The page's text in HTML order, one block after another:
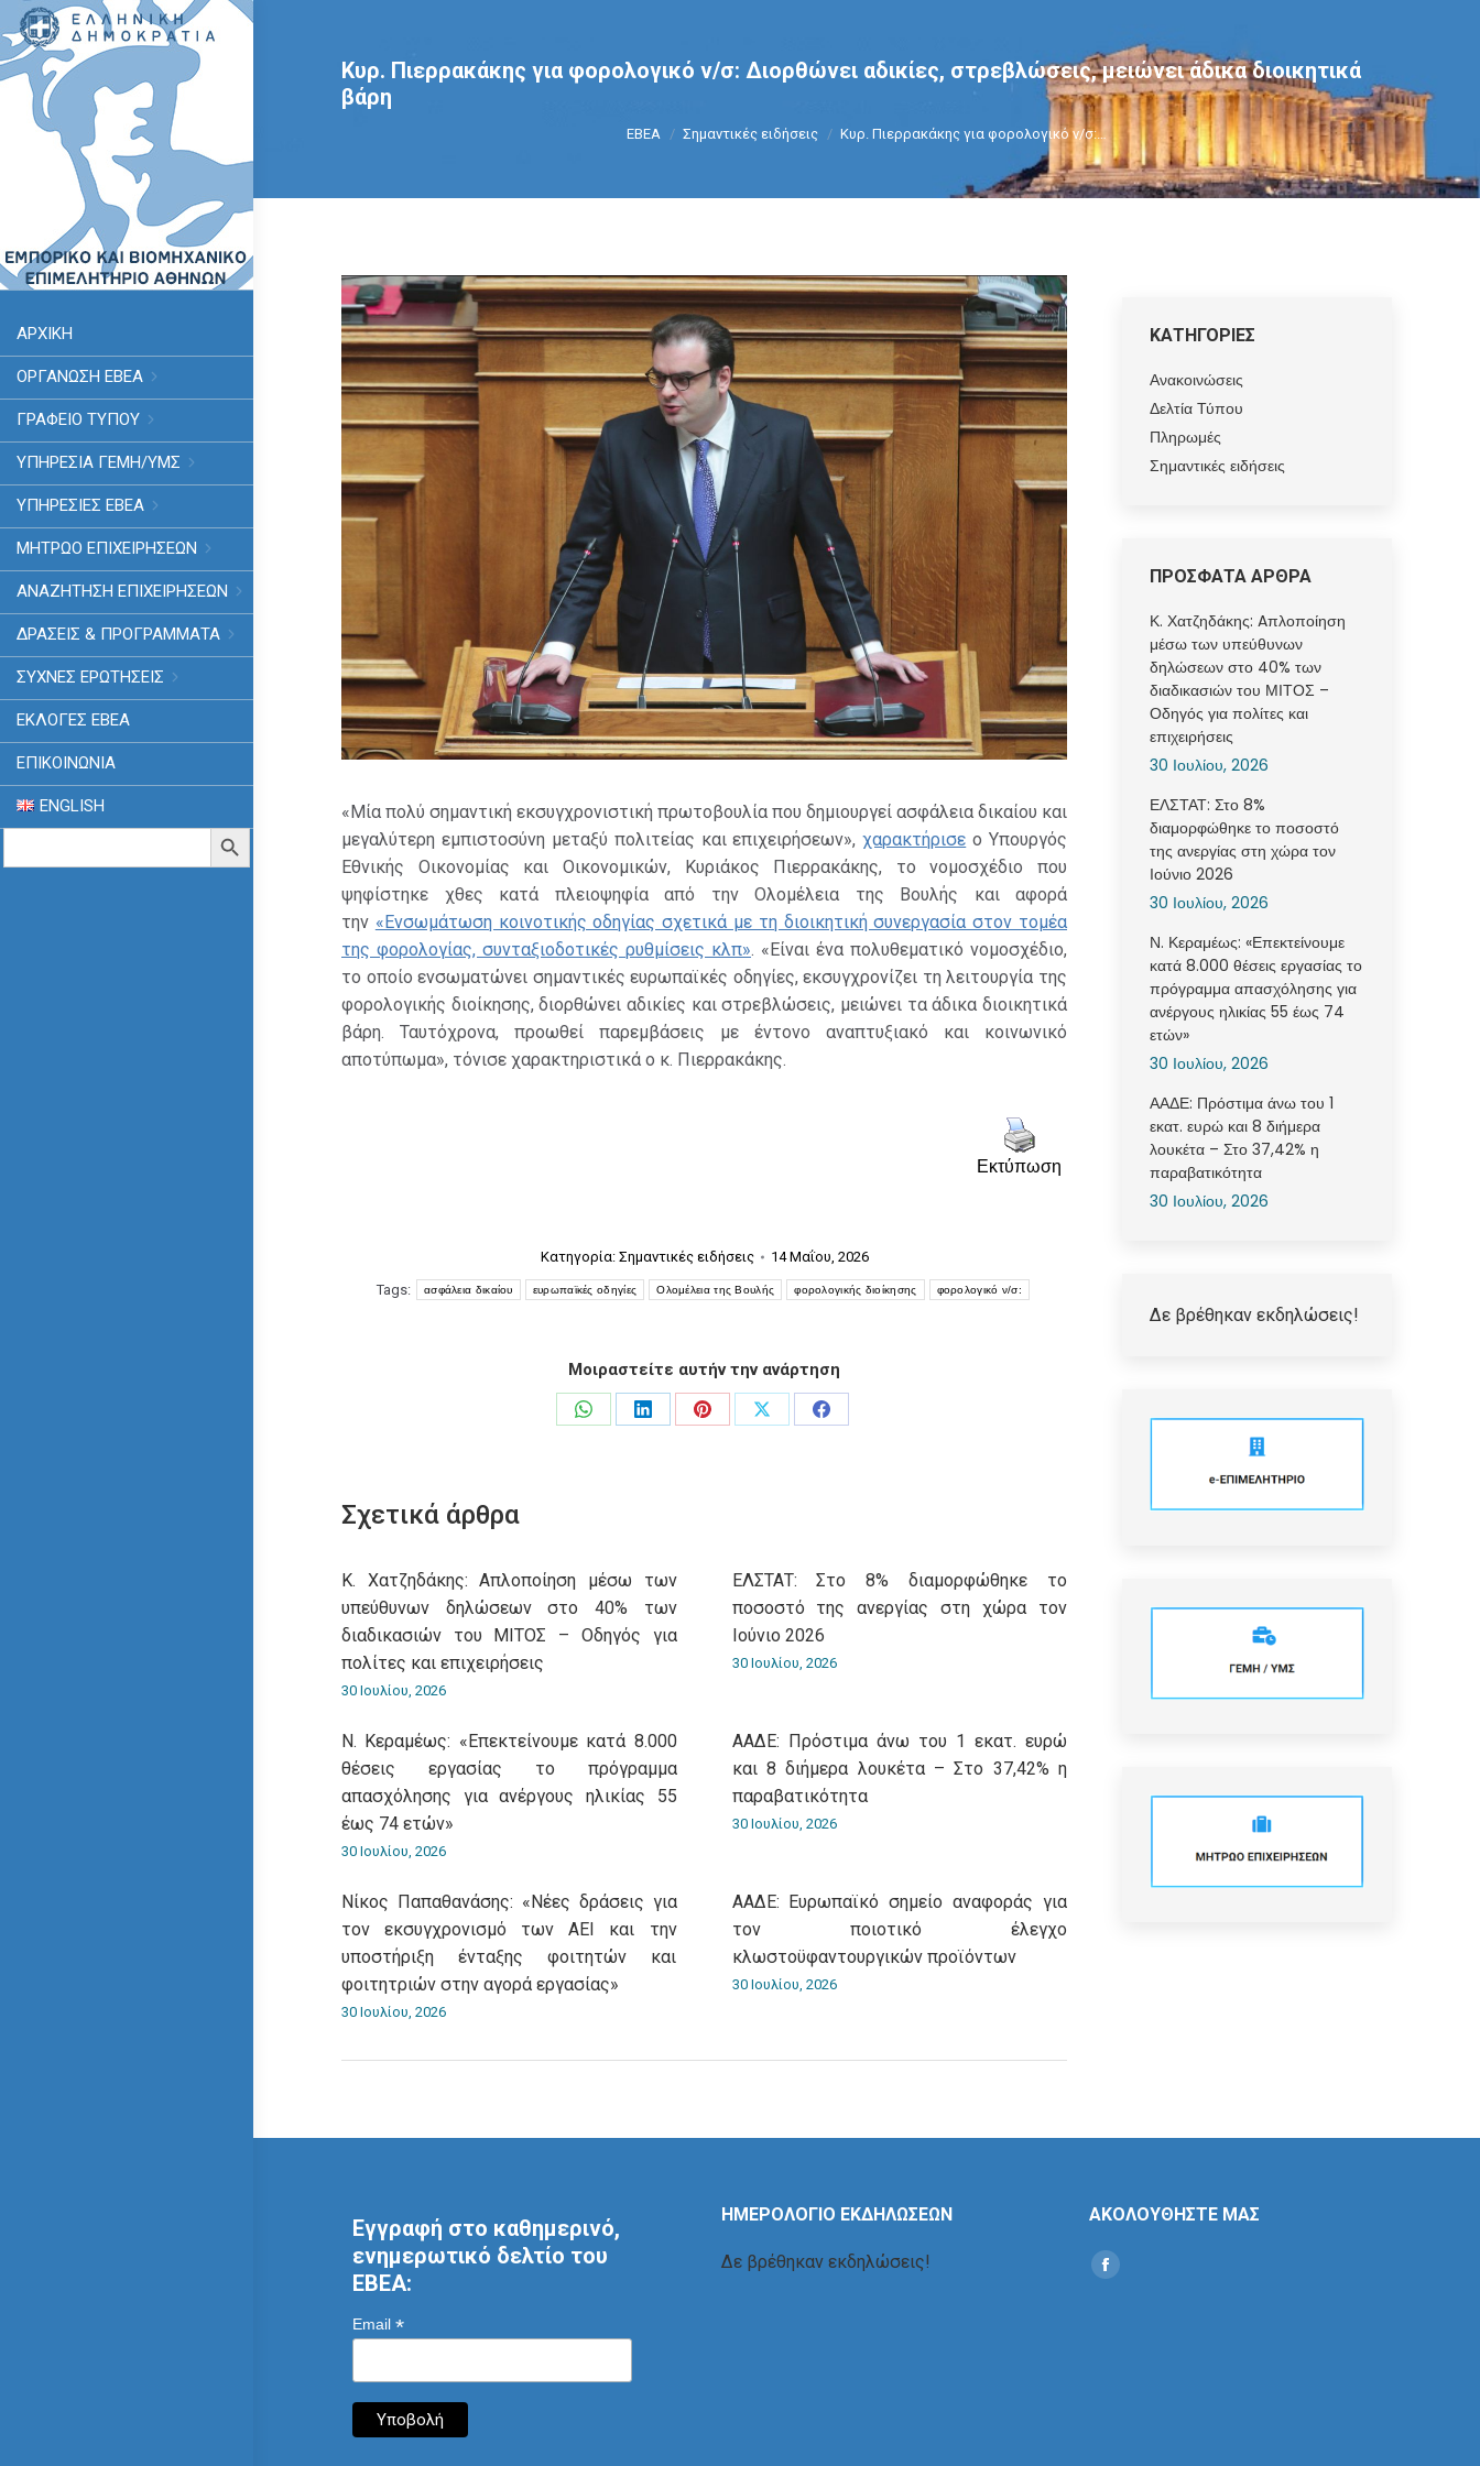
ΑΡΧΙΚΗ
ΟΡΓΑΝΩΣΗ ΕΒΕΑ
ΓΡΑΦΕΙΟ ΤΥΠΟΥ
ΥΠΗΡΕΣΊΑ ΓΕΜΗ/ΥΜΣ
ΥΠΗΡΕΣΙΕΣ ΕΒΕΑ
ΜΗΤΡΩΟ ΕΠΙΧΕΙΡΗΣΕΩΝ
ΑΝΑΖΗΤΗΣΗ ΕΠΙΧΕΙΡΗΣΕΩΝ
ΔΡΑΣΕΙΣ & ΠΡΟΓΡΑΜΜΑΤΑ
ΣΥΧΝΕΣ ΕΡΩΤΗΣΕΙΣ
ΕΚΛΟΓΈΣ ΕΒΕΑ
ΕΠΙΚΟΙΝΩΝΙΑ
ENGLISH
Search
Search Button
Κυρ. Πιερρακάκης για φορολογικό ν/σ: Διορθώνει αδικίες, στρεβλώσεις, μειώνει άδικα διοικητικά
βάρη
You are here:
ΕΒΕΑ Σημαντικές ειδήσεις Κυρ. Πιερρακάκης για φορολογικό ν/σ:…
«Μία πολύ σημαντική εκσυγχρονιστική πρωτοβουλία που δημιουργεί ασφάλεια δικαίου και
μεγαλύτερη εμπιστοσύνη μεταξύ πολιτείας και επιχειρήσεων»,χαρακτήρισε ο Υπουργός
Εθνικής Οικονομίας και Οικονομικών, Κυριάκος Πιερρακάκης, το νομοσχέδιο που
ψηφίστηκε χθες κατά πλειοψηφία από την Ολομέλεια της Βουλής και αφορά
την «Ενσωμάτωση κοινοτικής οδηγίας σχετικά με τη διοικητική συνεργασία στον τομέα
της φορολογίας, συνταξιοδοτικές ρυθμίσεις κλπ». «Είναι ένα πολυθεματικό νομοσχέδιο,
το οποίο ενσωματώνει σημαντικές ευρωπαϊκές οδηγίες, εκσυγχρονίζει τη λειτουργία της
φορολογικής διοίκησης, διορθώνει αδικίες και στρεβλώσεις, μειώνει τα άδικα διοικητικά
βάρη. Ταυτόχρονα, προωθεί παρεμβάσεις με έντονο αναπτυξιακό και κοινωνικό
αποτύπωμα», τόνισε χαρακτηριστικά ο κ. Πιερρακάκης.
Εκτύπωση
Κατηγορία: Σημαντικές ειδήσεις
14 Μαΐου, 2026
Tags:
ασφάλεια δικαίου ευρωπαϊκές οδηγίες Ολομέλεια της Βουλής φορολογικής διοίκησης φορολογικό ν/σ:
Μοιραστείτε αυτήν την ανάρτηση
Share
Share
Share
Share
Share
Σχετικά άρθρα
Κ. Χατζηδάκης: Aπλοποίηση μέσω των
υπεύθυνων δηλώσεων στο 40% των
διαδικασιών του ΜΙΤΟΣ – Οδηγός για
πολίτες και επιχειρήσεις
30 Ιουλίου, 2026
ΕΛΣΤΑΤ: Στο 8% διαμορφώθηκε το
ποσοστό της ανεργίας στη χώρα τον
Ιούνιο 2026
30 Ιουλίου, 2026
Ν. Κεραμέως: «Επεκτείνουμε κατά 8.000
θέσεις εργασίας το πρόγραμμα
απασχόλησης για ανέργους ηλικίας 55
έως 74 ετών»
30 Ιουλίου, 2026
ΑΑΔΕ: Πρόστιμα άνω του 1 εκατ. ευρώ
και 8 διήμερα λουκέτα – Στο 37,42% η
παραβατικότητα
30 Ιουλίου, 2026
Νίκος Παπαθανάσης: «Νέες δράσεις για
τον εκσυγχρονισμό των ΑΕΙ και την
υποστήριξη ένταξης φοιτητών και
φοιτητριών στην αγορά εργασίας»
30 Ιουλίου, 2026
ΑΑΔΕ: Ευρωπαϊκό σημείο αναφοράς για
τον ποιοτικό έλεγχο
κλωστοϋφαντουργικών προϊόντων
30 Ιουλίου, 2026
ΚΑΤΗΓΟΡΙΕΣ
Ανακοινώσεις
Δελτία Τύπου
Πληρωμές
Σημαντικές ειδήσεις
ΠΡΟΣΦΑΤΑ ΑΡΘΡΑ
Κ. Χατζηδάκης: Aπλοποίηση
μέσω των υπεύθυνων
δηλώσεων στο 40% των
διαδικασιών του ΜΙΤΟΣ –
Οδηγός για πολίτες και
επιχειρήσεις
30 Ιουλίου, 2026
ΕΛΣΤΑΤ: Στο 8%
διαμορφώθηκε το ποσοστό
της ανεργίας στη χώρα τον
Ιούνιο 2026
30 Ιουλίου, 2026
Ν. Κεραμέως: «Επεκτείνουμε
κατά 8.000 θέσεις εργασίας το
πρόγραμμα απασχόλησης για
ανέργους ηλικίας 55 έως 74
ετών»
30 Ιουλίου, 2026
ΑΑΔΕ: Πρόστιμα άνω του 1
εκατ. ευρώ και 8 διήμερα
λουκέτα – Στο 37,42% η
παραβατικότητα
30 Ιουλίου, 2026
Δε βρέθηκαν εκδηλώσεις!
Εγγραφή στο καθημερινό,
ενημερωτικό δελτίο του
ΕΒΕΑ:
Email *
ΗΜΕΡΟΛΟΓΙΟ ΕΚΔΗΛΩΣΕΩΝ
Δε βρέθηκαν εκδηλώσεις!
ΑΚΟΛΟΥΘΗΣΤΕ ΜΑΣ
Find us on:
Social